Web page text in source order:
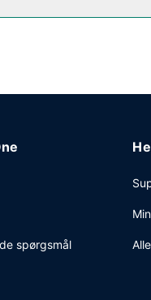
spørgsmål